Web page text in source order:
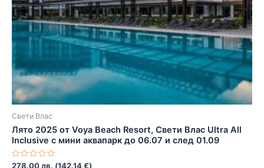
Свети Влас
Лято 2025 от Voya Beach Resort, Свети Влас Ultra All
Inclusive с мини аквапарк до 06.07 и след 01.09
Оценено
278.00лв. (142.14€)